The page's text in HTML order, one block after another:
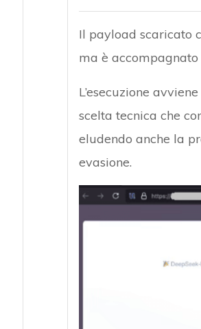
Il payload scaricato
ma è
L’esecuzione
scelta tecnica che
eludendo anche la
evasione.